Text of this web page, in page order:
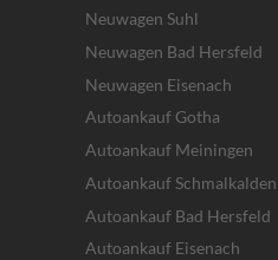
Neuwagen Suhl
Neuwagen Bad Hersfeld
Neuwagen Eisenach
Autoankauf Gotha
Autoankauf Meiningen
Autoankauf Schmalkalden
Autoankauf Bad Hersfeld
Autoankauf Eisenach